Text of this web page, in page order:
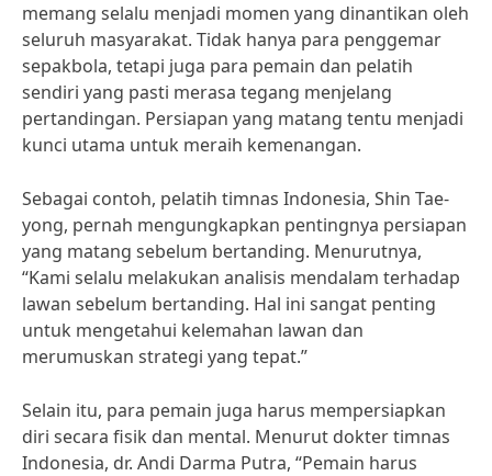
memang selalu menjadi momen yang dinantikan oleh
seluruh masyarakat. Tidak hanya para penggemar
sepakbola, tetapi juga para pemain dan pelatih
sendiri yang pasti merasa tegang menjelang
pertandingan. Persiapan yang matang tentu menjadi
kunci utama untuk meraih kemenangan.
Sebagai contoh, pelatih timnas Indonesia, Shin Tae-
yong, pernah mengungkapkan pentingnya persiapan
yang matang sebelum bertanding. Menurutnya,
“Kami selalu melakukan analisis mendalam terhadap
lawan sebelum bertanding. Hal ini sangat penting
untuk mengetahui kelemahan lawan dan
merumuskan strategi yang tepat.”
Selain itu, para pemain juga harus mempersiapkan
diri secara fisik dan mental. Menurut dokter timnas
Indonesia, dr. Andi Darma Putra, “Pemain harus